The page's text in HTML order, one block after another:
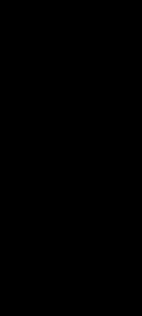
服务管理
联网跟
民、法
室负责
定。
民共和